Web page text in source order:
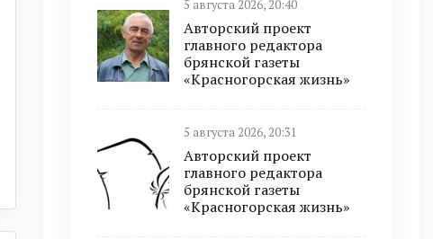
5 августа 2026, 20:40
Авторский проект
главного редактора
брянской газеты
«Красногорская жизнь»
5 августа 2026, 20:31
Авторский проект
главного редактора
брянской газеты
«Красногорская жизнь»